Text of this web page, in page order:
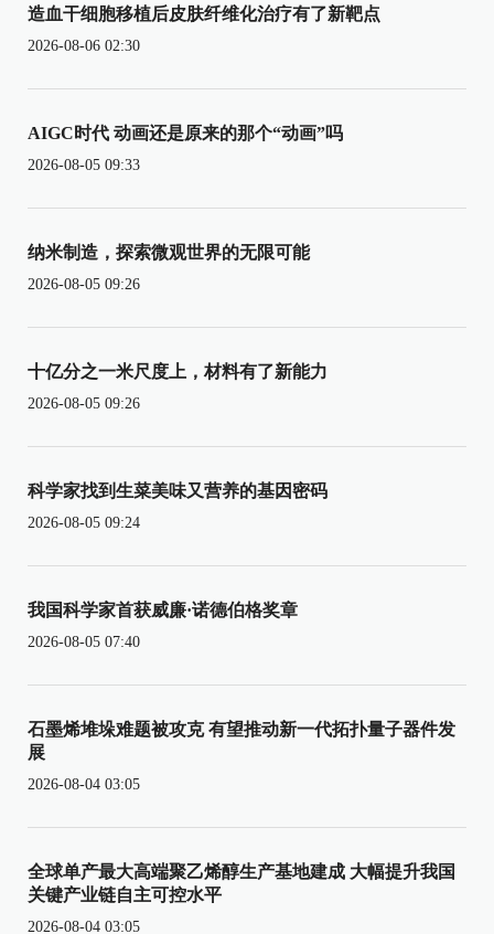
造血干细胞移植后皮肤纤维化治疗有了新靶点
2026-08-06 02:30
AIGC时代 动画还是原来的那个“动画”吗
2026-08-05 09:33
纳米制造，探索微观世界的无限可能
2026-08-05 09:26
十亿分之一米尺度上，材料有了新能力
2026-08-05 09:26
科学家找到生菜美味又营养的基因密码
2026-08-05 09:24
我国科学家首获威廉·诺德伯格奖章
2026-08-05 07:40
石墨烯堆垛难题被攻克 有望推动新一代拓扑量子器件发
展
2026-08-04 03:05
全球单产最大高端聚乙烯醇生产基地建成 大幅提升我国
关键产业链自主可控水平
2026-08-04 03:05